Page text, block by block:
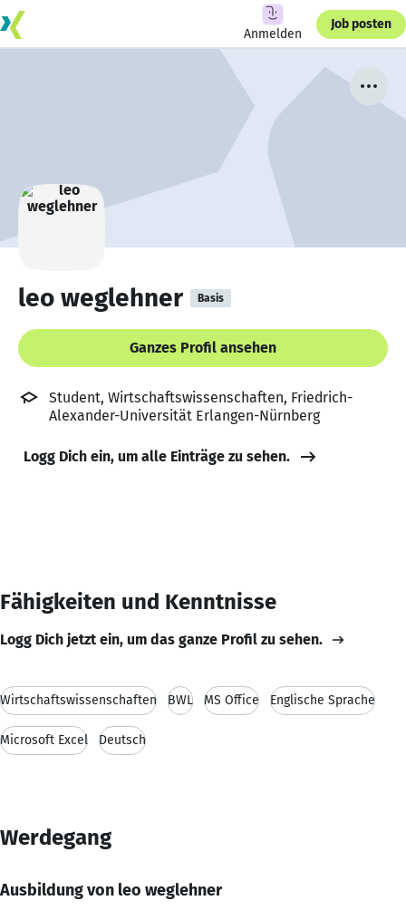
Anmelden
Job posten
leo weglehner Basis
Ganzes Profil ansehen
Student, Wirtschaftswissenschaften, Friedrich-
Alexander-Universität Erlangen-Nürnberg
Logg Dich ein, um alle Einträge zu sehen.
Fähigkeiten und Kenntnisse
Logg Dich jetzt ein, um das ganze Profil zu sehen.
Wirtschaftswissenschaften BWL MS Office Englische Sprache
Microsoft Excel Deutsch
Werdegang
Ausbildung von leo weglehner